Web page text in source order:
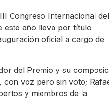
Congreso Internacional del
este año lleva por título
oficial a cargo de
del Premio y su
con voz pero sin voto;
y miembros de la